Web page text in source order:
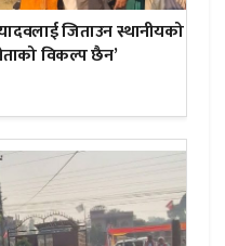
जिताउन स्थानीयको
विकल्प छैन’